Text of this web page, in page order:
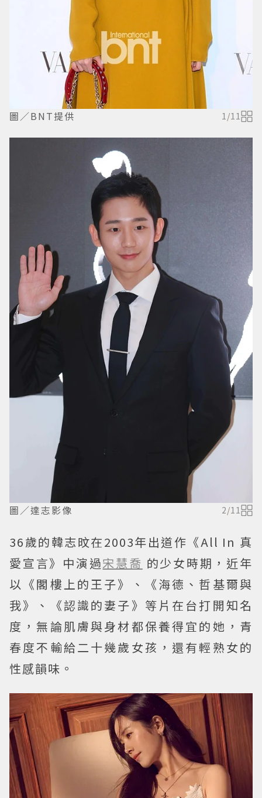
圖／BNT提供 1/11
圖／達志影像 2/11
36歲的韓志旼在2003年出道作《All In 真
愛宣言》中演過宋慧喬 的少女時期，近年
以《閣樓上的王子》、《海德、哲基爾與
我》、《認識的妻子》等片在台打開知名
度，無論肌膚與身材都保養得宜的她，青
春度不輸給二十幾歲女孩，還有輕熟女的
性感韻味。